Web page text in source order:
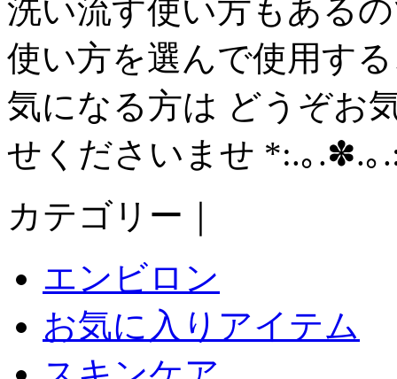
洗い流す使い方もある
使い方を選んで使用す
気になる方は どうぞお
せくださいませ *:.｡.✽.｡
カテゴリー｜
エンビロン
お気に入りアイテム